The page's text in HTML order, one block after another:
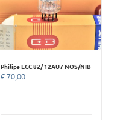
Philips ECC 82/ 12AU7 NOS/NIB
€70,00